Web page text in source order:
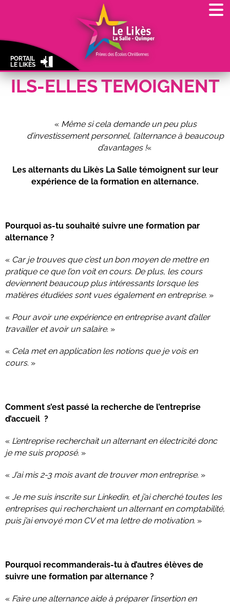
PORTAIL
LE LIKÈS
ILS-ELLES TEMOIGNENT
« Même si cela demande un peu plus
d’investissement personnel, l’alternance à beaucoup
d’avantages !«
Les alternants du Likès La Salle témoignent sur leur
expérience de la formation en alternance.
Pourquoi as-tu souhaité suivre une formation par
alternance ?
« Car je trouves que c’est un bon moyen de mettre en
pratique ce que l’on voit en cours. De plus, les cours
deviennent beaucoup plus intéressants lorsque les
matières étudiées sont vues également en entreprise. »
« Pour avoir une expérience en entreprise avant d’aller
travailler et avoir un salaire. »
« Cela met en application les notions que je vois en
cours. »
Comment s’est passé la recherche de l’entreprise
d’accueil ?
« L’entreprise recherchait un alternant en électricité donc
je me suis proposé. »
« J’ai mis 2-3 mois avant de trouver mon entreprise. »
« Je me suis inscrite sur Linkedin, et j’ai cherché toutes les
entreprises qui recherchaient un alternant en comptabilité,
puis j’ai envoyé mon CV et ma lettre de motivation. »
Pourquoi recommanderais-tu à d’autres élèves de
suivre une formation par alternance ?
« Faire une alternance aide à préparer l’insertion en